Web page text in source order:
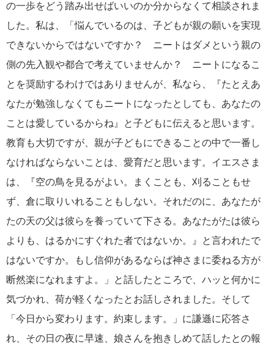
の一歩をどう踏み出せばいいのか分からなくて相談されま
した。私は、「悩んでいるのは、子どもが親の願いを実現
できないからではないですか？ ニートはダメという親の
側の先入観や都合で考えていませんか？ ニートになるこ
とを奨励するわけではありませんが、私なら、『たとえあ
なたが勉強しなくてもニートになったとしても、あなたの
ことは愛しているからね』と子どもに伝えると思います。
教育も大切ですが、親が子どもにできることの中で一番し
なければならないことは、愛育だと思います。イエスさま
は、『空の鳥を見るがよい。まくことも、刈ることもせ
ず、倉に取りいれることもしない。それだのに、あなたが
たの天の父は彼らを養っていて下さる。あなたがたは彼ら
よりも、はるかにすぐれた者ではないか。』と言われたで
はないですか。もし信仰があるならば神さまに委ねる方が
断然楽になれますよ。」と話したところで、ハッと何かに
気づかれ、荷が軽くなったとお話しされました。そして
「今日から変わります。約束します。」に謙遜に応答さ
れ、その日の夜に早速、娘さんを抱きしめて話したとの報